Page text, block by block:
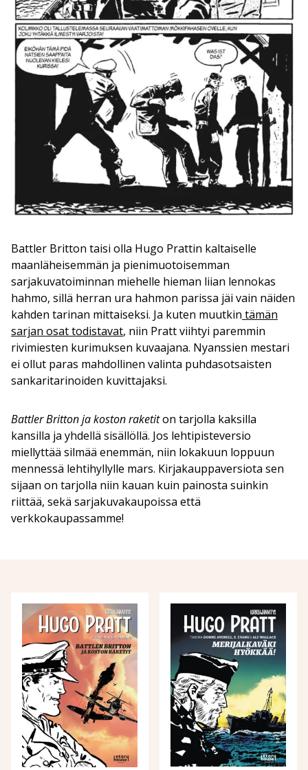
Battler Britton taisi olla Hugo Prattin kaltaiselle
maanläheisemmän ja pienimuotoisemman
sarjakuvatoiminnan miehelle hieman liian lennokas
hahmo, sillä herran ura hahmon parissa jäi vain näiden
kahden tarinan mittaiseksi. Ja kuten muutkin tämän
sarjan osat todistavat, niin Pratt viihtyi paremmin
rivimiesten kurimuksen kuvaajana. Nyanssien mestari
ei ollut paras mahdollinen valinta puhdasotsaisten
sankaritarinoiden kuvittajaksi.
Battler Britton ja koston raketiton tarjolla kaksilla
kansilla ja yhdellä sisällöllä. Jos lehtipisteversio
miellyttää silmää enemmän, niin lokakuun loppuun
mennessä lehtihyllylle mars. Kirjakauppaversiota sen
sijaan on tarjolla niin kauan kuin painosta suinkin
riittää, sekä sarjakuvakaupoissa että
verkkokaupassamme!